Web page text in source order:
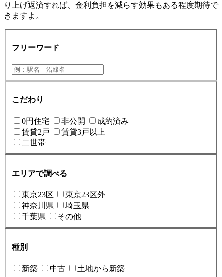
り上げ返済すれば、金利負担を減らす効果もある程度期待で
きますよ。
フリーワード
こだわり
0円住宅 非公開
成約済み
賃貸2戸
賃貸3戸以上
二世帯
エリアで調べる
東京23区
東京23区外
神奈川県
埼玉県
千葉県
その他
種別
新築 中古 土地から新築